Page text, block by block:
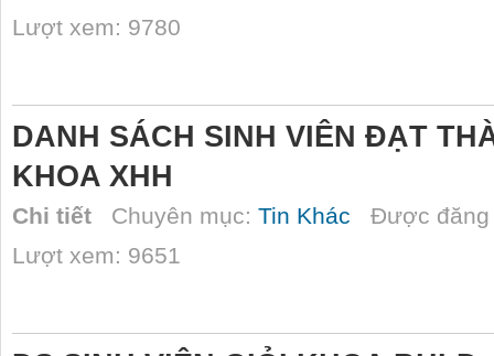
Lượt xem: 9780
DANH SÁCH SINH VIÊN ĐẠT
KHOA XHH
Chi tiết Chuyên mục: Tin Khác Được
Lượt xem: 9651